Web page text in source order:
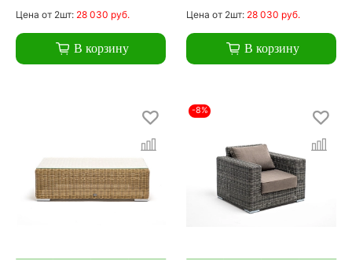
Цена от 2шт: 28 030 руб.
В корзину
Цена от 2шт: 28 030 руб.
В корзину
-8%